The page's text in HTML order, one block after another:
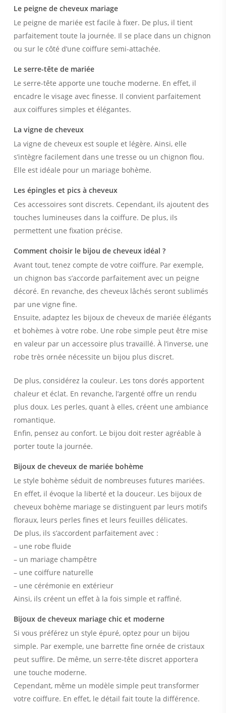
Le peigne de cheveux mariage
Le peigne de mariée est facile à fixer. De plus, il tient
parfaitement toute la journée. Il se place dans un chignon
ou sur le côté d’une coiffure semi-attachée.
Le serre-tête de mariée
Le serre-tête apporte une touche moderne. En effet, il
encadre le visage avec finesse. Il convient parfaitement
aux coiffures simples et élégantes.
La vigne de cheveux
La vigne de cheveux est souple et légère. Ainsi, elle
s’intègre facilement dans une tresse ou un chignon flou.
Elle est idéale pour un mariage bohème.
Les épingles et pics à cheveux
Ces accessoires sont discrets. Cependant, ils ajoutent des
touches lumineuses dans la coiffure. De plus, ils
permettent une fixation précise.
Comment choisir le bijou de cheveux idéal ?
Avant tout, tenez compte de votre coiffure. Par exemple,
un chignon bas s’accorde parfaitement avec un peigne
décoré. En revanche, des cheveux lâchés seront sublimés
par une vigne fine.
Ensuite, adaptez les bijoux de cheveux de mariée élégants
et bohèmes à votre robe. Une robe simple peut être mise
en valeur par un accessoire plus travaillé. À l’inverse, une
robe très ornée nécessite un bijou plus discret.
De plus, considérez la couleur. Les tons dorés apportent
chaleur et éclat. En revanche, l’argenté offre un rendu
plus doux. Les perles, quant à elles, créent une ambiance
romantique.
Enfin, pensez au confort. Le bijou doit rester agréable à
porter toute la journée.
Bijoux de cheveux de mariée bohème
Le style bohème séduit de nombreuses futures mariées.
En effet, il évoque la liberté et la douceur. Les bijoux de
cheveux bohème mariage se distinguent par leurs motifs
floraux, leurs perles fines et leurs feuilles délicates.
De plus, ils s’accordent parfaitement avec :
– une robe fluide
– un mariage champêtre
– une coiffure naturelle
– une cérémonie en extérieur
Ainsi, ils créent un effet à la fois simple et raffiné.
Bijoux de cheveux mariage chic et moderne
Si vous préférez un style épuré, optez pour un bijou
simple. Par exemple, une barrette fine ornée de cristaux
peut suffire. De même, un serre-tête discret apportera
une touche moderne.
Cependant, même un modèle simple peut transformer
votre coiffure. En effet, le détail fait toute la différence.